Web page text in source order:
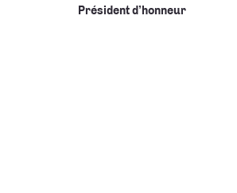
Président d’honneur